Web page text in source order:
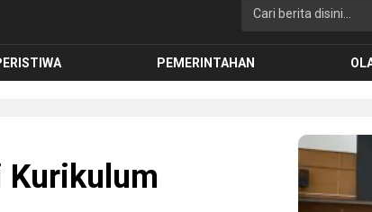
PEMERINTAHAN
Kurikulum